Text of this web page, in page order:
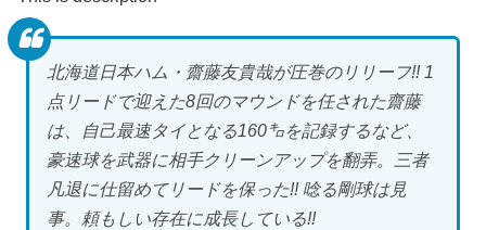
北海道日本ハム・齋藤友貴哉が圧巻のリリーフ!! 1
点リードで迎えた8回のマウンドを任された齋藤
は、自己最速タイとなる160㌔を記録するなど、
豪速球を武器に相手クリーンアップを翻弄。三者
凡退に仕留めてリードを保った!! 唸る剛球は見
事。頼もしい存在に成長している!!